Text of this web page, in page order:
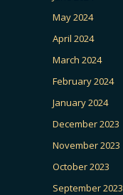
May 2024
April 2024
March 2024
February 2024
January 2024
December 2023
November 2023
October 2023
September 2023